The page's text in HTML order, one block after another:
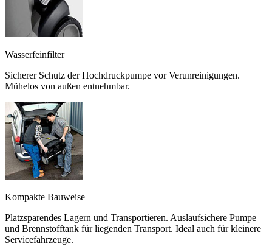
Wasserfeinfilter
Sicherer Schutz der Hochdruckpumpe vor Verunreinigungen.
Mühelos von außen entnehmbar.
Kompakte Bauweise
Platzsparendes Lagern und Transportieren. Auslaufsichere Pumpe
und Brennstofftank für liegenden Transport. Ideal auch für kleinere
Servicefahrzeuge.